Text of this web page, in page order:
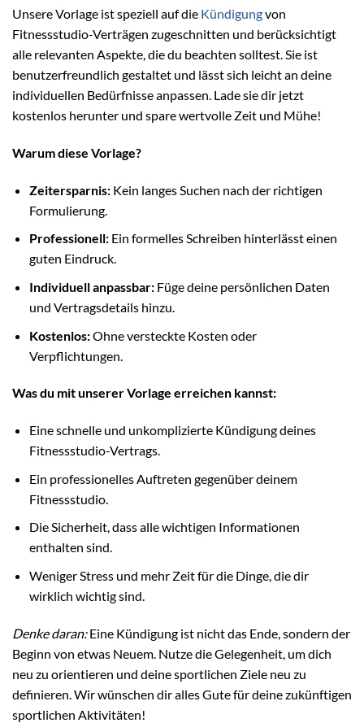
Unsere Vorlage ist speziell auf die Kündigungvon
Fitnessstudio-Verträgen zugeschnitten und berücksichtigt
alle relevanten Aspekte, die du beachten solltest. Sie ist
benutzerfreundlich gestaltet und lässt sich leicht an deine
individuellen Bedürfnisse anpassen. Lade sie dir jetzt
kostenlos herunter und spare wertvolle Zeit und Mühe!
Warum diese Vorlage?
Zeitersparnis:Kein langes Suchen nach der richtigen
Formulierung.
Professionell:Ein formelles Schreiben hinterlässt einen
guten Eindruck.
Individuell anpassbar:Füge deine persönlichen Daten
und Vertragsdetails hinzu.
Kostenlos:Ohne versteckte Kosten oder
Verpflichtungen.
Was du mit unserer Vorlage erreichen kannst:
Eine schnelle und unkomplizierte Kündigung deines
Fitnessstudio-Vertrags.
Ein professionelles Auftreten gegenüber deinem
Fitnessstudio.
Die Sicherheit, dass alle wichtigen Informationen
enthalten sind.
Weniger Stress und mehr Zeit für die Dinge, die dir
wirklich wichtig sind.
Denke daran:Eine Kündigung ist nicht das Ende, sondern der
Beginn von etwas Neuem. Nutze die Gelegenheit, um dich
neu zu orientieren und deine sportlichen Ziele neu zu
definieren. Wir wünschen dir alles Gute für deine zukünftigen
sportlichen Aktivitäten!